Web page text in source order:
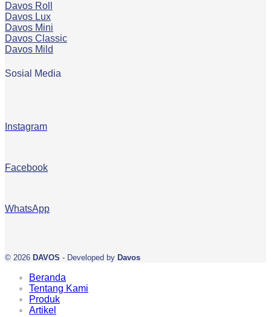
Davos Roll
Davos Lux
Davos Mini
Davos Classic
Davos Mild
Sosial Media
Instagram
Facebook
WhatsApp
© 2026 DAVOS - Developed by Davos
Beranda
Tentang Kami
Produk
Artikel